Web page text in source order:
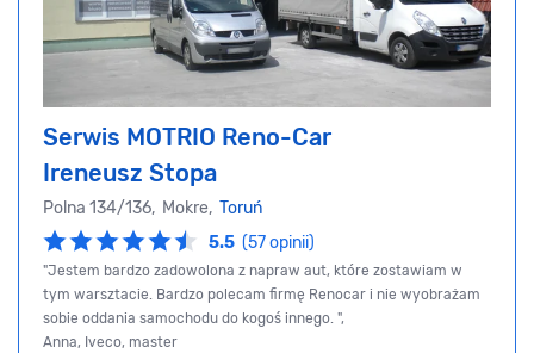
Serwis MOTRIO Reno-Car
Ireneusz Stopa
Polna 134/136, Mokre, Toruń
5.5 (57 opinii)
"Jestem bardzo zadowolona z napraw aut, które zostawiam w
tym warsztacie. Bardzo polecam firmę Renocar i nie wyobrażam
sobie oddania samochodu do kogoś innego. ",
Anna, Iveco, master